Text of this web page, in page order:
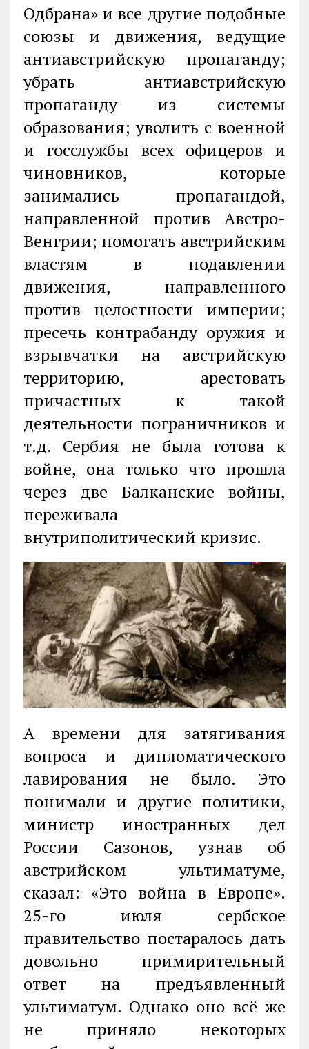
Одбрана» и все другие подобные
союзы и движения, ведущие
антиавстрийскую пропаганду;
убрать антиавстрийскую
пропаганду из системы
образования; уволить с военной
и госслужбы всех офицеров и
чиновников, которые
занимались пропагандой,
направленной против Австро-
Венгрии; помогать австрийским
властям в подавлении
движения, направленного
против целостности империи;
пресечь контрабанду оружия и
взрывчатки на австрийскую
территорию, арестовать
причастных к такой
деятельности пограничников и
т.д. Сербия не была готова к
войне, она только что прошла
через две Балканские войны,
переживала
внутриполитический кризис.
А времени для затягивания
вопроса и дипломатического
лавирования не было. Это
понимали и другие политики,
министр иностранных дел
России Сазонов, узнав об
австрийском ультиматуме,
сказал: «Это война в Европе».
25-го июля сербское
правительство постаралось дать
довольно примирительный
ответ на предъявленный
ультиматум. Однако оно всё же
не приняло некоторых